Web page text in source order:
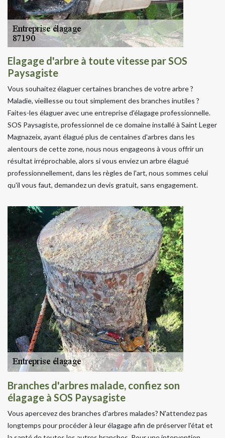
Elagage d'arbre à toute vitesse par SOS
Paysagiste
Vous souhaitez élaguer certaines branches de votre arbre ?
Maladie, vieillesse ou tout simplement des branches inutiles ?
Faites-les élaguer avec une entreprise d'élagage professionnelle.
SOS Paysagiste, professionnel de ce domaine installé à Saint Leger
Magnazeix, ayant élagué plus de centaines d'arbres dans les
alentours de cette zone, nous nous engageons à vous offrir un
résultat irréprochable, alors si vous enviez un arbre élagué
professionnellement, dans les règles de l'art, nous sommes celui
qu'il vous faut, demandez un devis gratuit, sans engagement.
Branches d'arbres malade, confiez son
élagage à SOS Paysagiste
Vous apercevez des branches d'arbres malades? N'attendez pas
longtemps pour procéder à leur élagage afin de préserver l'état et